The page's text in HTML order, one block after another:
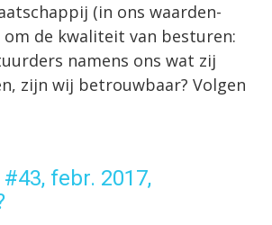
(in ons waarden-
om de kwaliteit van besturen:
namens ons wat zij
zijn wij betrouwbaar? Volgen
febr. 2017,